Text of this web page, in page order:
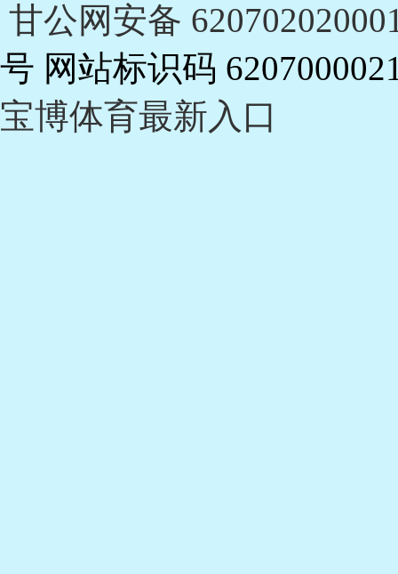
甘公网安备
号 网站标识码
宝博体育最新入口